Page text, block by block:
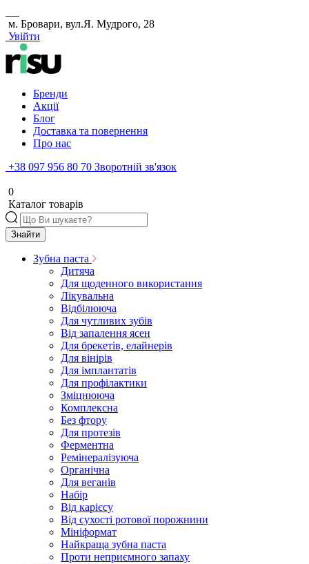
м. Бровари, вул.Я. Мудрого, 28
Увійти
Бренди
Акції
Блог
Доставка та повернення
Про нас
+38 097 956 80 70 Зворотній зв'язок
0
Каталог товарів
Знайти
Зубна паста
Дитяча
Для щоденного використання
Лікувальна
Відбілююча
Для чутливих зубів
Від запалення ясен
Для брекетів, елайнерів
Для вінірів
Для імплантатів
Для профілактики
Зміцнююча
Комплексна
Без фтору
Для протезів
Ферментна
Ремінералізуюча
Органічна
Для веганів
Набір
Від карієсу
Від сухості ротової порожнини
Мініформат
Найкраща зубна паста
Проти неприємного запаху